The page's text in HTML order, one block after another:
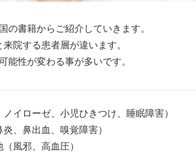
の書籍からご紹介していきます。
院する患者層が違います。
能性が変わる事が多いです。
イローゼ、小児ひきつけ、睡眠障害）
、鼻出血、嗅覚障害）
（風邪、高血圧）